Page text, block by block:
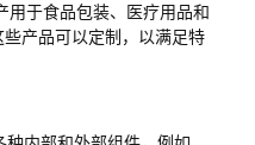
用于食品包装、医疗用品和
产品可以定制，以满足特